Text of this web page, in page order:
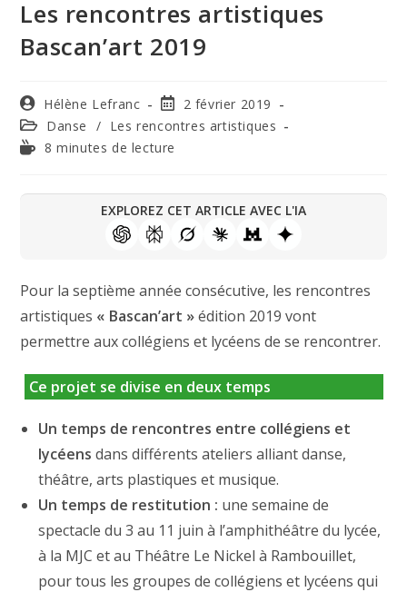
Les rencontres artistiques
Bascan’art 2019
Hélène Lefranc
2 février 2019
Danse
/ Les rencontres artistiques
8 minutes de lecture
EXPLOREZ CET ARTICLE AVEC L'IA
Pour la septième année consécutive, les rencontres
artistiques « Bascan’art »édition 2019 vont
permettre aux collégiens et lycéens de se rencontrer.
Ce projet se divise en deux temps
Un temps de rencontres entre collégiens et
lycéens dans différents ateliers alliant danse,
théâtre, arts plastiques et musique.
Un temps de restitution : une semaine de
spectacle du 3 au 11 juin à l’amphithéâtre du lycée,
à la MJC et au Théâtre Le Nickel à Rambouillet,
pour tous les groupes de collégiens et lycéens qui